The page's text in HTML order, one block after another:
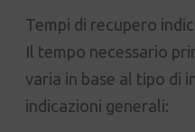
Tempi di recupero
Il tempo necessario
varia in base al tipo di
indicazioni generali: